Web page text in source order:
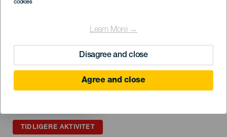
cookies
Learn More →
Disagree and close
Agree and close
TIDLIGERE AKTIVITET